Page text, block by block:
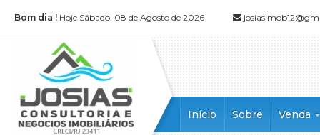
Bom dia ! Hoje Sábado, 08 de Agosto de 2026
Início Sobre Venda